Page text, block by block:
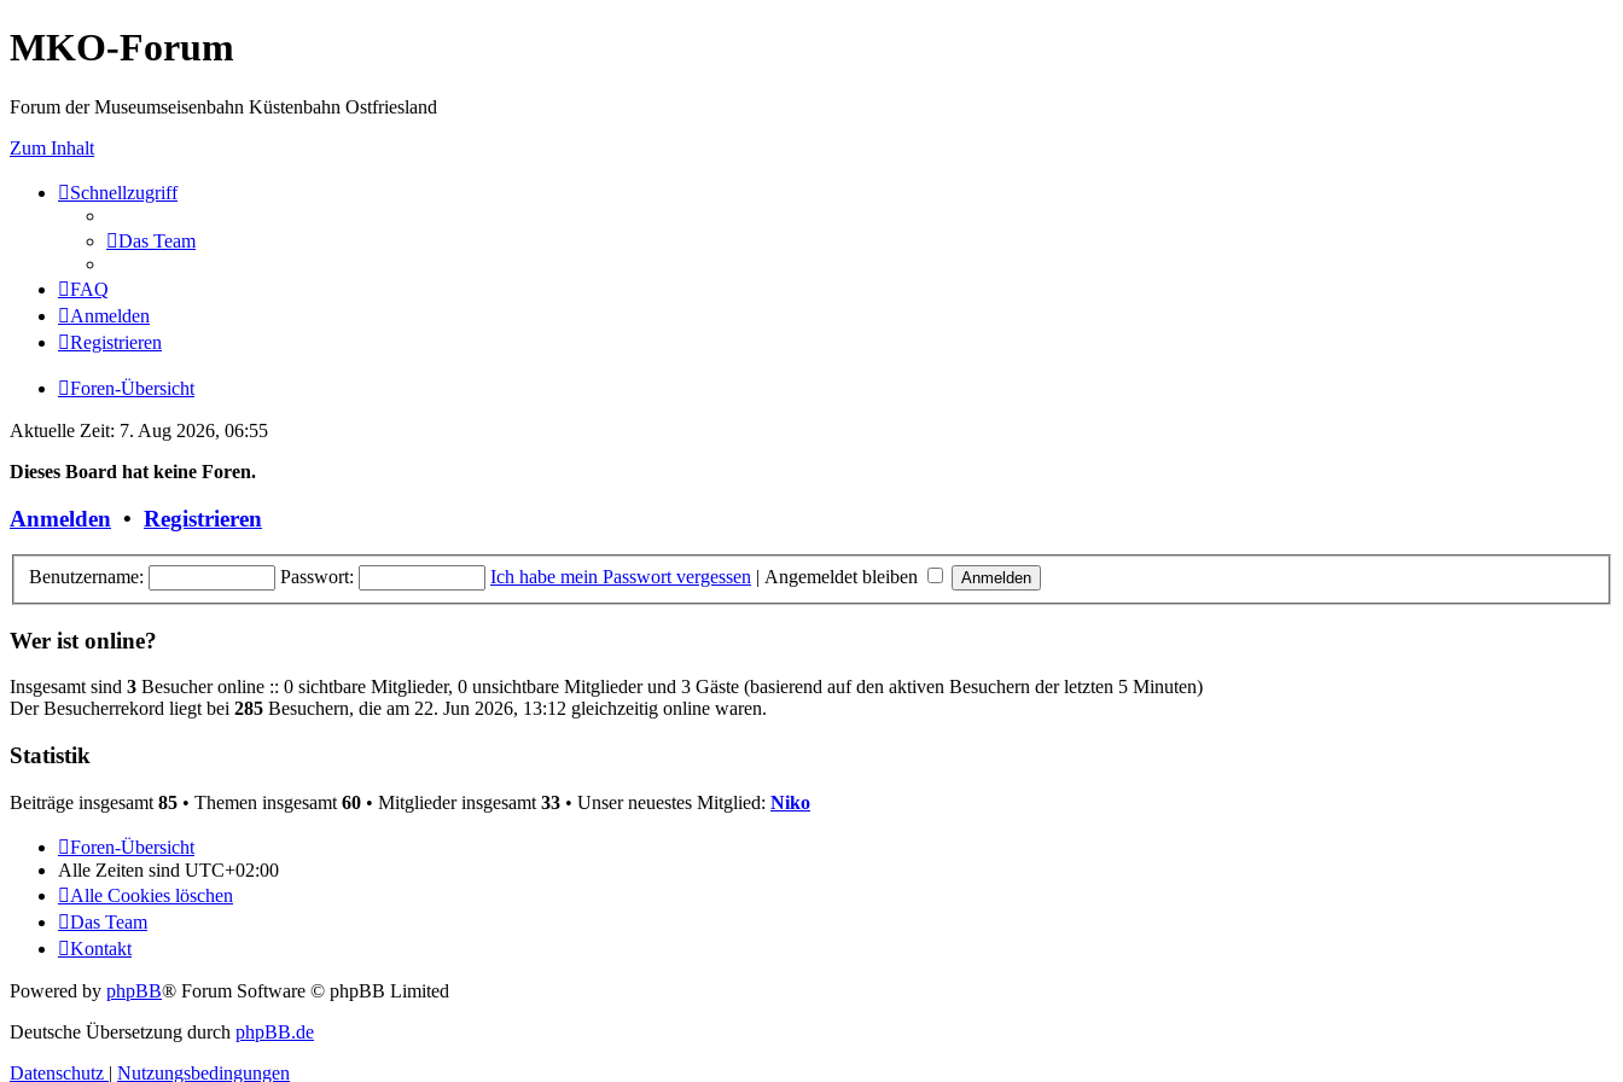
MKO-Forum
Forum der Museumseisenbahn Küstenbahn Ostfriesland
Zum Inhalt
Schnellzugriff
Das Team
FAQ
Anmelden
Registrieren
Foren-Übersicht
Aktuelle Zeit: 7. Aug 2026, 06:55
Dieses Board hat keine Foren.
Anmelden • Registrieren
Benutzername: Passwort: Ich habe mein Passwort vergessen | Angemeldet bleiben
Wer ist online?
Insgesamt sind 3 Besucher online :: 0 sichtbare Mitglieder, 0 unsichtbare Mitglieder und 3 Gäste (basierend auf den aktiven Besuchern der letzten 5 Minuten)
Der Besucherrekord liegt bei 285 Besuchern, die am 22. Jun 2026, 13:12 gleichzeitig online waren.
Statistik
Beiträge insgesamt 85 • Themen insgesamt 60 • Mitglieder insgesamt 33 • Unser neuestes Mitglied: Niko
Foren-Übersicht
Alle Zeiten sind UTC+02:00
Alle Cookies löschen
Das Team
Kontakt
Powered by phpBB® Forum Software © phpBB Limited
Deutsche Übersetzung durch phpBB.de
Datenschutz | Nutzungsbedingungen